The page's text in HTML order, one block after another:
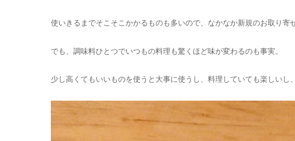
使いきるまでそこそこかかるものも多いので、なかなか新規のお取り寄
でも、調味料ひとつでいつもの料理も驚くほど味が変わるのも事実。
少し高くてもいいものを使うと大事に使うし、料理していても楽しいし